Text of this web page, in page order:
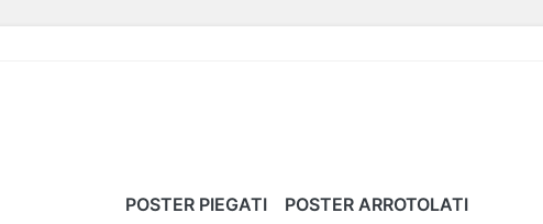
POSTER PIEGATI POSTER ARROTOLATI